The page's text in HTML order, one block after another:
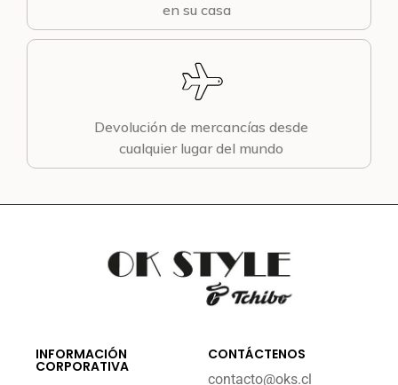
en su casa
Devolución de mercancías desde
cualquier lugar del mundo
INFORMACIÓN
CORPORATIVA
CONTÁCTENOS
contacto@oks.cl